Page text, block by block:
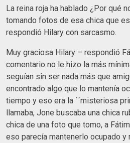
La reina roja ha hablado ¿Por qué
tomando fotos de esa chica que
respondió Hilary con sarcasmo.
Muy graciosa Hilary – respondió
comentario no le hizo la más
seguían sin ser nada más que
encontrado algo que lo mantenía
tiempo y eso era la ´´misteriosa
llamaba, Jone buscaba una chica
chica de una foto que tomo, a
eso parecía mantenerlo ocupado y